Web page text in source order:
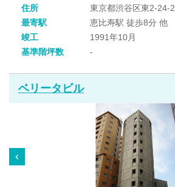
住所
東京都渋谷区東2-24-2
最寄駅
恵比寿駅 徒歩8分 他
竣工
1991年10月
基準階坪数
-
ベリータビル